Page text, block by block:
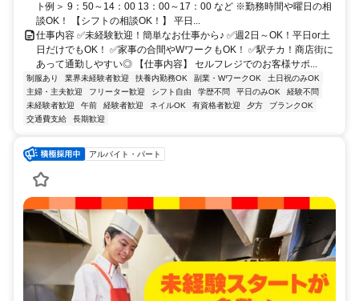
ト例＞ 9：50～14：00 13：00～17：00 など ※勤務時間や曜日の相
談OK！ 【シフトの相談OK！】 平日...
仕事内容 ✅未経験歓迎！簡単なお仕事から♪ ✅週2日～OK！平日or土
日だけでもOK！ ✅家事の合間やWワークもOK！ ✅駅チカ！商店街に
あって通勤しやすい◎ 【仕事内容】 セルフレジでのお客様サポ...
制服あり 業界未経験者歓迎 扶養内勤務OK 副業・WワークOK
土日祝のみOK
主婦・主夫歓迎
フリーター歓迎 シフト自由 学歴不問 平日のみOK
経験不問
未経験者歓迎
午前 経験者歓迎 ネイルOK 有資格者歓迎 夕方
ブランクOK
交通費支給
長期歓迎
アルバイト・パート